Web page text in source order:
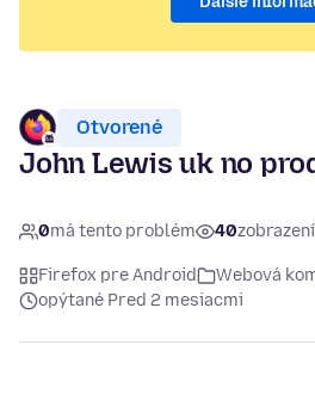
Otvorené
John Lewis uk no
0má tento problém 40zobrazení
Firefox pre Android
Webová
opýtané Pred 2 mesiacmi